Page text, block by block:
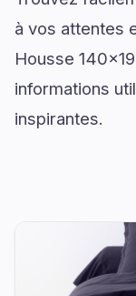
à vos attentes
Housse
informations
inspirantes.